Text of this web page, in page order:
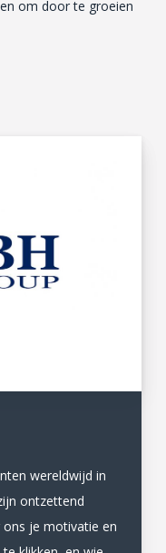
om door te groeien
wereldwijd in
ontzettend
ons je motivatie en